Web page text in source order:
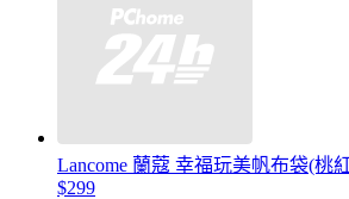
Lancome 蘭蔻 幸福玩美帆布袋(桃
$299